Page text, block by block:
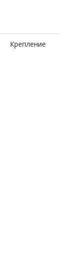
Крепление